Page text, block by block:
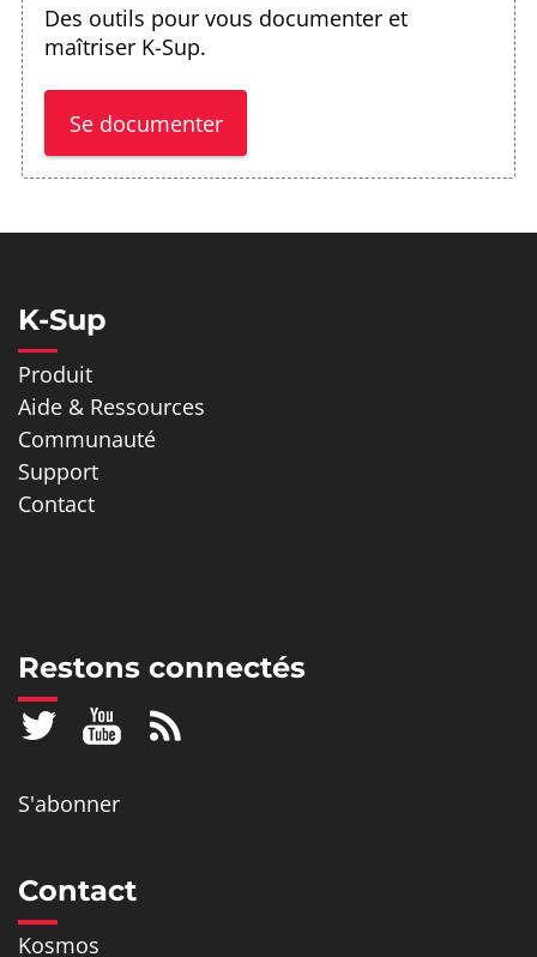
Des outils pour vous documenter et
maîtriser K-Sup.
Se documenter
K-Sup
Produit
Aide & Ressources
Communauté
Support
Contact
Restons connectés
S'abonner
Contact
Kosmos